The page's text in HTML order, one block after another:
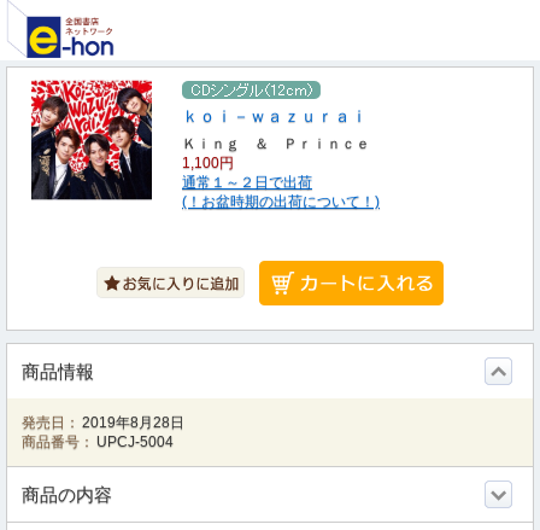
ｋｏｉ－ｗａｚｕｒａｉ
Ｋｉｎｇ ＆ Ｐｒｉｎｃｅ
1,100円
通常１～２日で出荷
(！お盆時期の出荷について！)
商品情報
発売日： 2019年8月28日
商品番号： UPCJ-5004
商品の内容